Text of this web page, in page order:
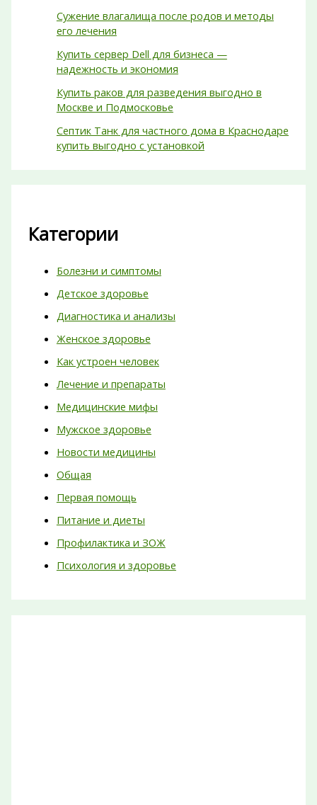
Сужение влагалища после родов и методы
его лечения
Купить сервер Dell для бизнеса —
надежность и экономия
Купить раков для разведения выгодно в
Москве и Подмосковье
Септик Танк для частного дома в Краснодаре
купить выгодно с установкой
Категории
Болезни и симптомы
Детское здоровье
Диагностика и анализы
Женское здоровье
Как устроен человек
Лечение и препараты
Медицинские мифы
Мужское здоровье
Новости медицины
Общая
Первая помощь
Питание и диеты
Профилактика и ЗОЖ
Психология и здоровье